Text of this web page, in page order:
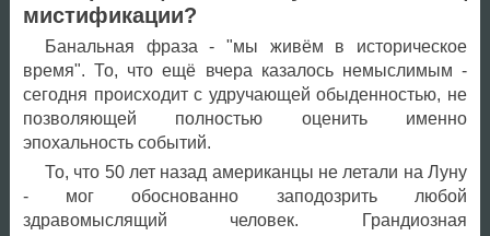
мистификации?
Банальная фраза - "мы живём в историческое
время". То, что ещё вчера казалось немыслимым -
сегодня происходит с удручающей обыденностью, не
позволяющей полностью оценить именно
эпохальность событий.
То, что 50 лет назад американцы не летали на Луну
- мог обоснованно заподозрить любой
здравомыслящий человек. Грандиозная